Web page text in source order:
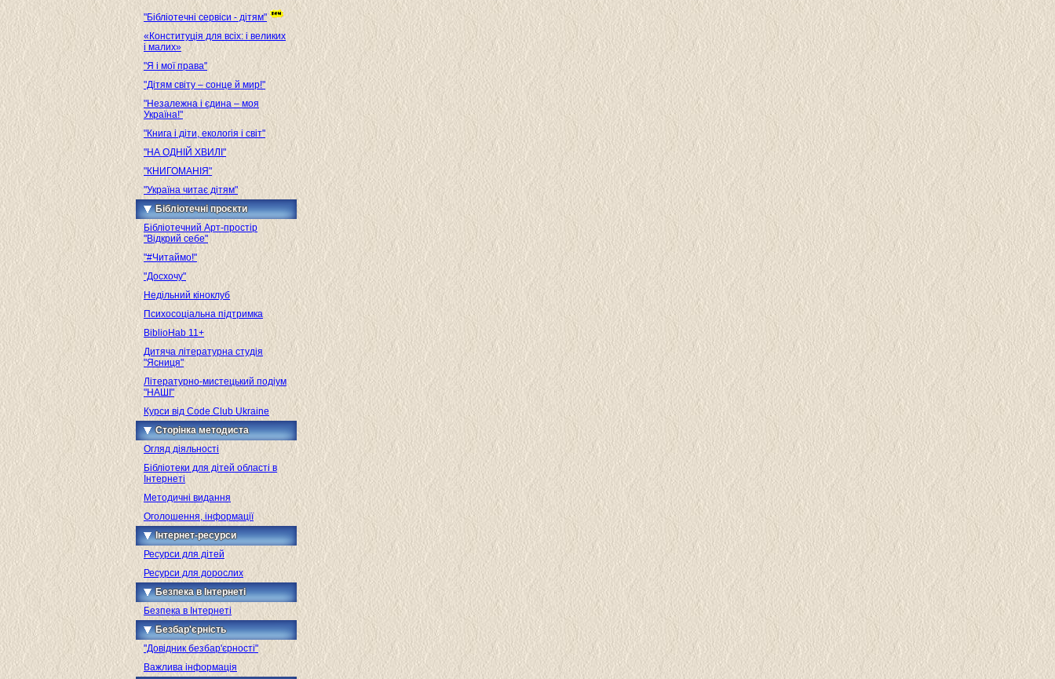
"Бібліотечні сервіси - дітям"
«Конституція для всіх: і великих
і малих»
"Я і мої права"
"Дітям світу – сонце й мир!"
"Незалежна і єдина – моя
Україна!"
"Книга і діти, екологія і світ"
"НА ОДНІЙ ХВИЛІ"
"КНИГОМАНІЯ"
"Україна читає дітям"
Бібліотечні проєкти
Бібліотечний Арт-простір
"Відкрий себе"
"#Читаймо!"
"Досхочу"
Недільний кіноклуб
Психосоціальна підтримка
BiblioHab 11+
Дитяча літературна студія
"Ясниця"
Літературно-мистецький подіум
"НАШІ"
Курси від Code Club Ukraine
Сторінка методиста
Огляд діяльності
Бібліотеки для дітей області в
Інтернеті
Методичні видання
Оголошення, інформації
Інтернет-ресурси
Ресурси для дітей
Ресурси для дорослих
Безпека в Інтернеті
Безпека в Інтернеті
Безбар'єрність
"Довідник безбар'єрності"
Важлива інформація